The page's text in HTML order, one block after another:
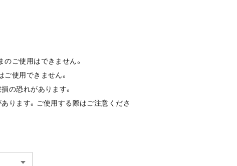
のご使用はできません。
ご使用できません。
の恐れがあります。
あります。ご使用する際はご注意くださ